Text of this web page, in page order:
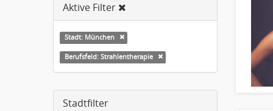
Aktive Filter
Stadt: München
Berufsfeld: Strahlentherapie
Stadtfilter